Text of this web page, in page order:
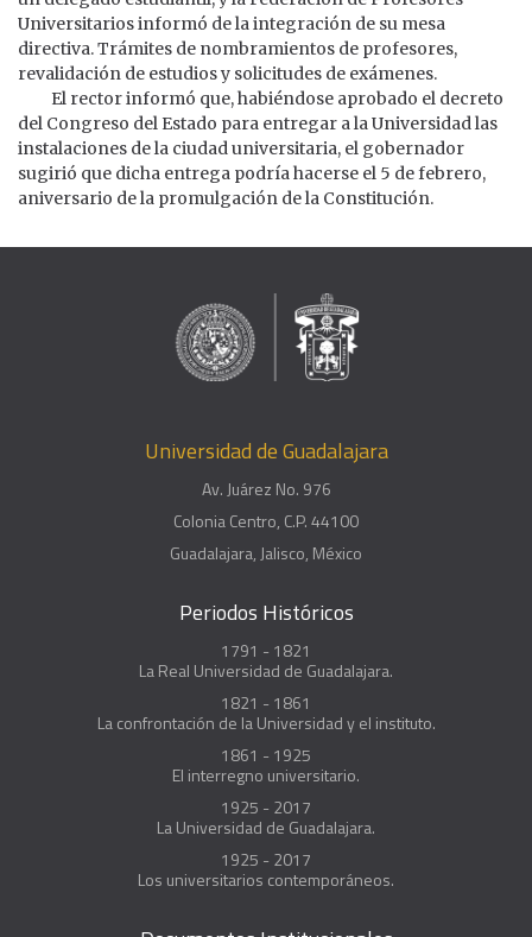
Universitarios informó de la integración de su mesa
directiva. Trámites de nombramientos de profesores,
revalidación de estudios y solicitudes de exámenes.
El rector informó que, habiéndose aprobado el decreto
del Congreso del Estado para entregar a la Universidad las
instalaciones de la ciudad universitaria, el gobernador
sugirió que dicha entrega podría hacerse el 5 de febrero,
aniversario de la promulgación de la Constitución.
Universidad de Guadalajara
Av. Juárez No. 976
Colonia Centro, C.P. 44100
Guadalajara, Jalisco, México
Periodos Históricos
1791 - 1821
La Real Universidad de Guadalajara.
1821 - 1861
La confrontación de la Universidad y el instituto.
1861 - 1925
El interregno universitario.
1925 - 2017
La Universidad de Guadalajara.
1925 - 2017
Los universitarios contemporáneos.